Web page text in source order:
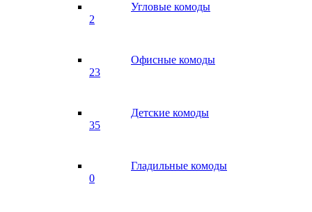
Угловые комоды
2
Офисные комоды
23
Детские комоды
35
Гладильные комоды
0